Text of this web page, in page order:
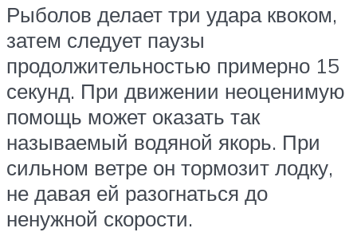
Рыболов делает три удара квоком,
затем следует паузы
продолжительностью примерно 15
секунд. При движении неоценимую
помощь может оказать так
называемый водяной якорь. При
сильном ветре он тормозит лодку,
не давая ей разогнаться до
ненужной скорости.